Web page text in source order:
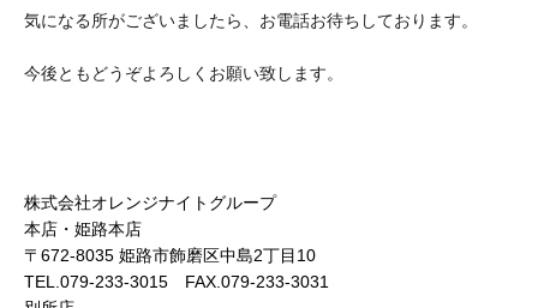
気になる所がございましたら、お電話お待ちしております。
今後ともどうぞよろしくお願い致します。
株式会社オレンジナイトグループ
本店・姫路本店
〒672-8035 姫路市飾磨区中島2丁目10
TEL.079-233-3015 FAX.079-233-3031